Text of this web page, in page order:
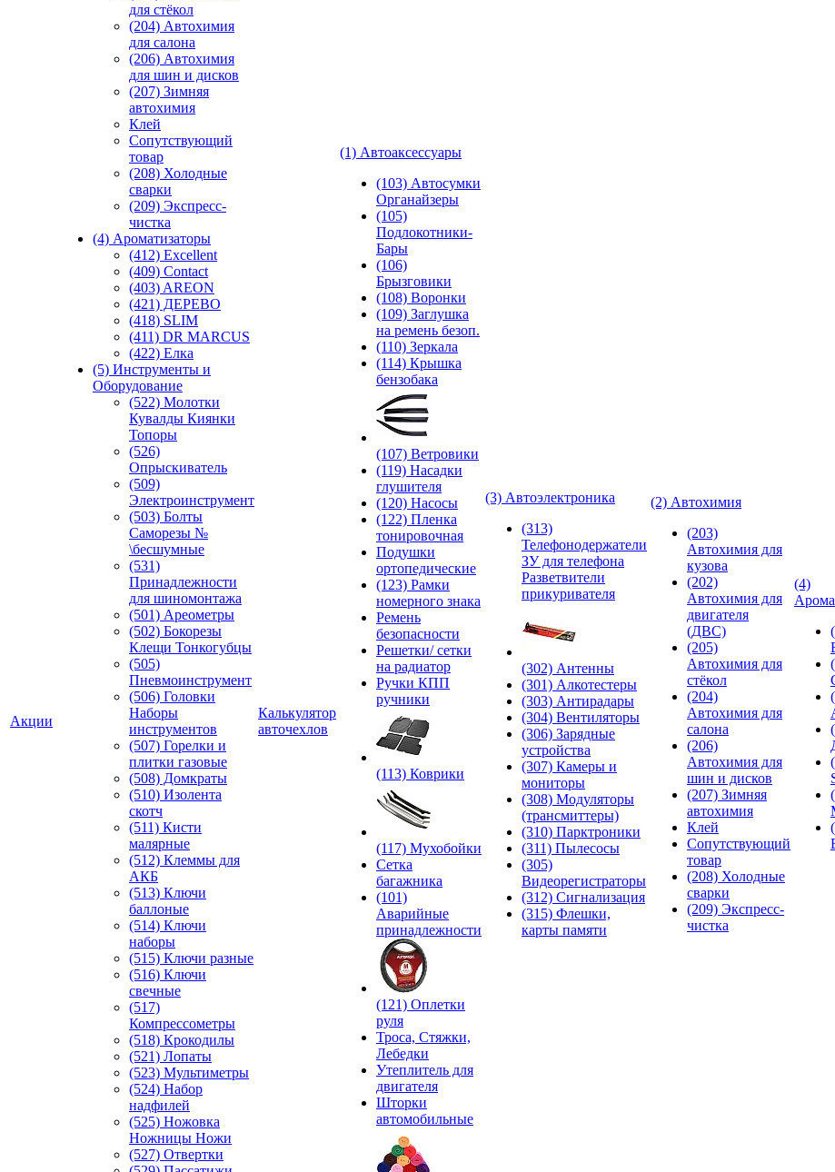
Акции
для стёкол
(204) Автохимия
для салона
(206) Автохимия
для шин и дисков
(207) Зимняя
автохимия
Клей
Сопутствующий
товар
(208) Холодные
сварки
(209) Экспреcс-
чистка
(4) Ароматизаторы
(412) Excellent
(409) Contact
(403) AREON
(421) ДЕРЕВО
(418) SLIM
(411) DR MARCUS
(422) Елка
(5) Инструменты и
Оборудование
(522) Молотки
Кувалды Киянки
Топоры
(526)
Опрыскиватель
(509)
Электроинструмент
(503) Болты
Саморезы №
\бесшумные
(531)
Принадлежности
для шиномонтажа
(501) Ареометры
(502) Бокорезы
Клещи Тонкогубцы
(505)
Пневмоинструмент
(506) Головки
Наборы
инструментов
(507) Горелки и
плитки газовые
(508) Домкраты
(510) Изолента
скотч
(511) Кисти
малярные
(512) Клеммы для
АКБ
(513) Ключи
баллоные
(514) Ключи
наборы
(515) Ключи разные
(516) Ключи
свечные
(517)
Компрессометры
(518) Крокодилы
(521) Лопаты
(523) Мультиметры
(524) Набор
надфилей
(525) Ножовка
Ножницы Ножи
(527) Отвертки
Калькулятор
авточехлов
(1) Автоаксессуары
(103) Автосумки
Органайзеры
(105)
Подлокотники-
Бары
(106)
Брызговики
(108) Воронки
(109) Заглушка
на ремень безоп.
(110) Зеркала
(114) Крышка
бензобака
(107) Ветровики
(119) Насадки
глушителя
(120) Насосы
(122) Пленка
тонировочная
Подушки
ортопедические
(123) Рамки
номерного знака
Ремень
безопасности
Решетки/ сетки
на радиатор
Ручки КПП
ручники
(113) Коврики
(117) Мухобойки
Сетка
багажника
(101)
Аварийные
принадлежности
(121) Оплетки
руля
Троса, Стяжки,
Лебедки
Утеплитель для
двигателя
Шторки
автомобильные
(3) Автоэлектроника
(313)
Телефонодержатели
ЗУ для телефона
Разветвители
прикуривателя
(302) Антенны
(301) Алкотестеры
(303) Антирадары
(304) Вентиляторы
(306) Зарядные
устройства
(307) Камеры и
мониторы
(308) Модуляторы
(трансмиттеры)
(310) Парктроники
(311) Пылесосы
(305)
Видеорегистраторы
(312) Сигнализация
(315) Флешки,
карты памяти
(2) Автохимия
(203)
Автохимия для
кузова
(202)
Автохимия для
двигателя
(ДВС)
(205)
Автохимия для
стёкол
(204)
Автохимия для
салона
(206)
Автохимия для
шин и дисков
(207) Зимняя
автохимия
Клей
Сопутствующий
товар
(208) Холодные
сварки
(209) Экспреcс-
чистка
(4)